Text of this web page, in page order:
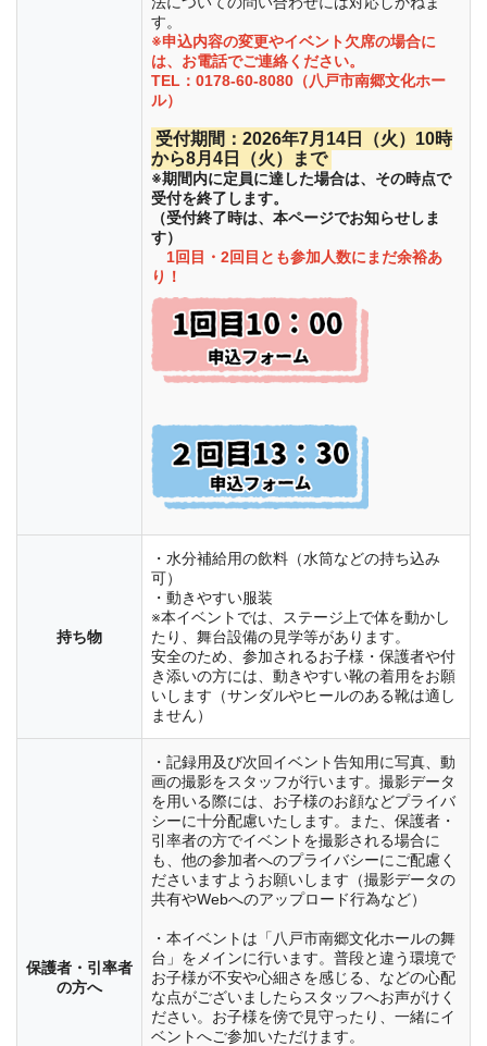
す。
※申込内容の変更やイベント欠席の場合に
は、お電話でご連絡ください。
TEL：0178-60-8080（八戸市南郷文化ホー
ル）
受付期間：2026年7月14日（火）10時
から8月4日（火）まで
※期間内に定員に達した場合は、その時点で
受付を終了します。
（受付終了時は、本ページでお知らせしま
す）
1回目・2回目とも参加人数にまだ余裕あ
り！
持ち物
・水分補給用の飲料（水筒などの持ち込み
可）
・動きやすい服装
※本イベントでは、ステージ上で体を動かし
たり、舞台設備の見学等があります。
安全のため、参加されるお子様・保護者や付
き添いの方には、動きやすい靴の着用をお願
いします（サンダルやヒールのある靴は適し
ません）
保護者・引率者
の方へ
・記録用及び次回イベント告知用に写真、動
画の撮影をスタッフが行います。撮影データ
を用いる際には、お子様のお顔などプライバ
シーに十分配慮いたします。また、保護者・
引率者の方でイベントを撮影される場合に
も、他の参加者へのプライバシーにご配慮く
ださいますようお願いします（撮影データの
共有やWebへのアップロード行為など）
・本イベントは「八戸市南郷文化ホールの舞
台」をメインに行います。普段と違う環境で
お子様が不安や心細さを感じる、などの心配
な点がございましたらスタッフへお声がけく
ださい。お子様を傍で見守ったり、一緒にイ
ベントへご参加いただけます。